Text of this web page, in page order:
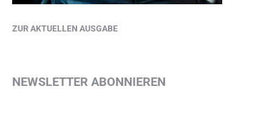
ZUR AKTUELLEN AUSGABE
NEWSLETTER ABONNIEREN